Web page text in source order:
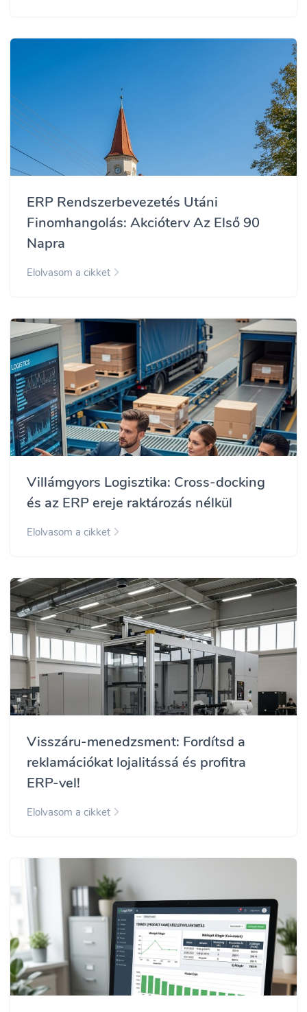
ERP Rendszerbevezetés Utáni
Finomhangolás: Akcióterv Az Első 90
Napra
Elolvasom a cikket
Villámgyors Logisztika: Cross-docking
és az ERP ereje raktározás nélkül
Elolvasom a cikket
Visszáru-menedzsment: Fordítsd a
reklamációkat lojalitássá és profitra
ERP-vel!
Elolvasom a cikket